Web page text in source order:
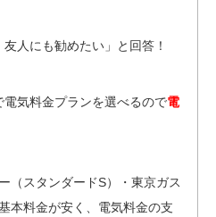
人にも勧めたい」と回答！
気料金プランを選べるので電
（スタンダードS）・東京ガス
本料金が安く、電気料金の支